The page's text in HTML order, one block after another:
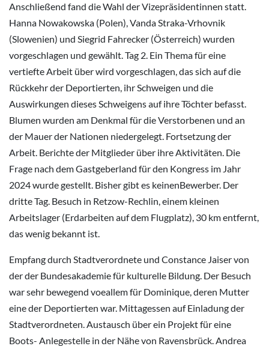
Anschließend fand die Wahl der Vizepräsidentinnen statt.
Hanna Nowakowska (Polen), Vanda Straka-Vrhovnik
(Slowenien) und Siegrid Fahrecker (Österreich) wurden
vorgeschlagen und gewählt. Tag 2. Ein Thema für eine
vertiefte Arbeit über wird vorgeschlagen, das sich auf die
Rückkehr der Deportierten, ihr Schweigen und die
Auswirkungen dieses Schweigens auf ihre Töchter befasst.
Blumen wurden am Denkmal für die Verstorbenen und an
der Mauer der Nationen niedergelegt. Fortsetzung der
Arbeit. Berichte der Mitglieder über ihre Aktivitäten. Die
Frage nach dem Gastgeberland für den Kongress im Jahr
2024 wurde gestellt. Bisher gibt es keinenBewerber. Der
dritte Tag. Besuch in Retzow-Rechlin, einem kleinen
Arbeitslager (Erdarbeiten auf dem Flugplatz), 30 km entfernt,
das wenig bekannt ist.
Empfang durch Stadtverordnete und Constance Jaiser von
der der Bundesakademie für kulturelle Bildung. Der Besuch
war sehr bewegend voeallem für Dominique, deren Mutter
eine der Deportierten war. Mittagessen auf Einladung der
Stadtverordneten. Austausch über ein Projekt für eine
Boots- Anlegestelle in der Nähe von Ravensbrück. Andrea